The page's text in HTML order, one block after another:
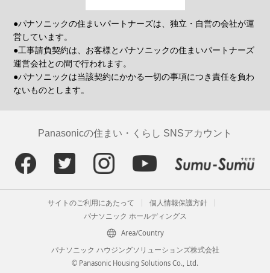
●パナソニックの住まいパートナーズは、独立・自営の会社が運
営しています。
●工事請負契約は、お客様とパナソニックの住まいパートナーズ
運営会社との間で行われます。
●パナソニックは当該契約にかかる一切の事項につき責任を負わ
ないものとします。
Panasonicの住まい・くらし SNSアカウント
サイトのご利用にあたって
個人情報保護方針
パナソニック ホールディングス
Area/Country
パナソニック ハウジングソリューションズ株式会社
© Panasonic Housing Solutions Co., Ltd.